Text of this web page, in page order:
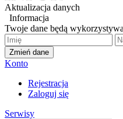
Aktualizacja danych
Informacja
Twoje dane będą
Zmień dane
Konto
Rejestracja
Zaloguj się
Serwisy